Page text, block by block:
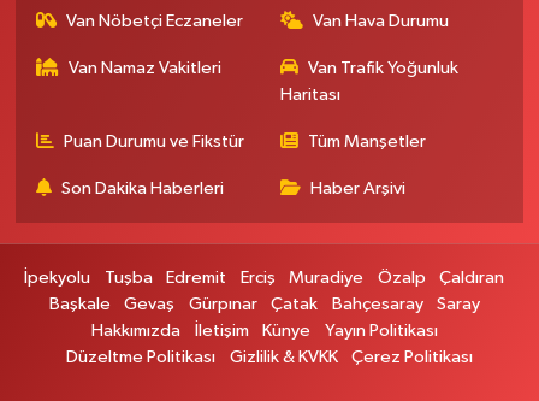
Tarçın Eczanesi
0 (432) 504 08 04 Yol Tarifi Al
Başkale Eczanesi
Selçuk Eczanesi
Cumhuriyet Mahallesi, Atatürk Caddesi No:9 1A Çatak Van
0 (545) 563 70 63 Yol Tarifi Al
Van Nöbetçi Eczaneler Van Hava Durumu
Van Namaz Vakitleri
Van Trafik Yoğunluk
Haritası
Puan Durumu ve Fikstür Tüm Manşetler
Son Dakika Haberleri Haber Arşivi
İpekyolu Tuşba Edremit Erciş Muradiye Özalp
Çaldıran
Başkale
Gevaş Gürpınar Çatak Bahçesaray
Saray
Hakkımızda
İletişim Künye
Yayın Politikası
Düzeltme Politikası
Gizlilik & KVKK Çerez Politikası